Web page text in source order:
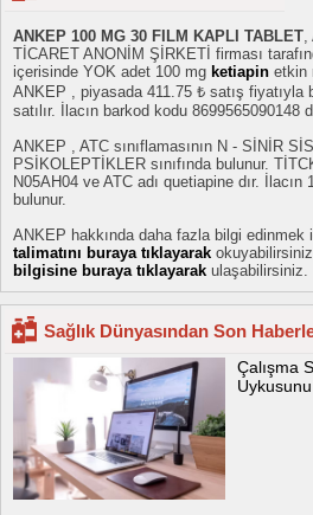
ANKEP 100 MG 30 FILM KAPLI TABLET,
TİCARET ANONİM ŞİRKETİ firması
içerisinde YOK adet 100 mg ketiapin etkin
ANKEP , piyasada 411.75 ₺ satış fiyatıyla
satılır. İlacın barkod kodu 8699565090148
ANKEP , ATC sınıflamasının N - SİNİR
PSİKOLEPTİKLER sınıfında bulunur.
N05AH04 ve ATC adı quetiapine dır. İlacın
bulunur.
ANKEP hakkında daha fazla bilgi edinmek
talimatını buraya tıklayarak
bilgisine buraya tıklayarak ulaşabilirsiniz.
Sağlık Dünyasından Son
Çalışma